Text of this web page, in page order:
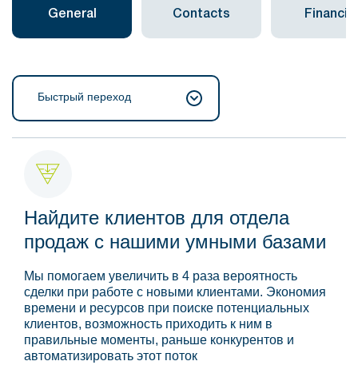
General Contacts Financial
Быстрый переход
Найдите клиентов для отдела
продаж с нашими умными базами
Мы помогаем увеличить в 4 раза вероятность
сделки при работе с новыми клиентами. Экономия
времени и ресурсов при поиске потенциальных
клиентов, возможность приходить к ним в
правильные моменты, раньше конкурентов и
автоматизировать этот поток